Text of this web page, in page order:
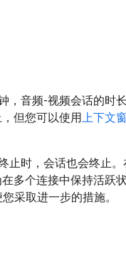
，音频-视频会话的时
但您可以使用上下文
止时，会话也会终止
多个连接中保持活跃
您采取进一步的措施。